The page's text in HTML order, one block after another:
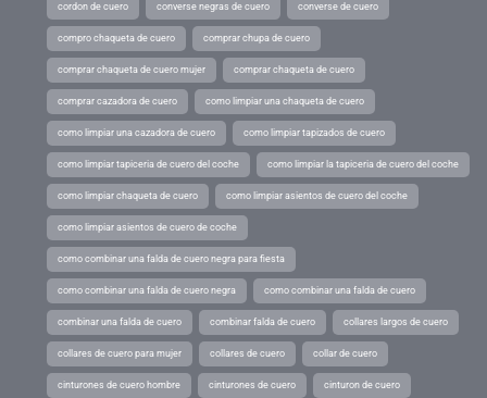
cordon de cuero converse negras de cuero converse de cuero
compro chaqueta de cuero comprar chupa de cuero
comprar chaqueta de cuero mujer comprar chaqueta de cuero
comprar cazadora de cuero como limpiar una chaqueta de cuero
como limpiar una cazadora de cuero como limpiar tapizados de cuero
como limpiar tapiceria de cuero del coche como limpiar la tapiceria de cuero del coche
como limpiar chaqueta de cuero como limpiar asientos de cuero del coche
como limpiar asientos de cuero de coche
como combinar una falda de cuero negra para fiesta
como combinar una falda de cuero negra como combinar una falda de cuero
combinar una falda de cuero combinar falda de cuero collares largos de cuero
collares de cuero para mujer collares de cuero collar de cuero
cinturones de cuero hombre cinturones de cuero cinturon de cuero